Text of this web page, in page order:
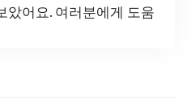
았어요. 여러분에게 도움